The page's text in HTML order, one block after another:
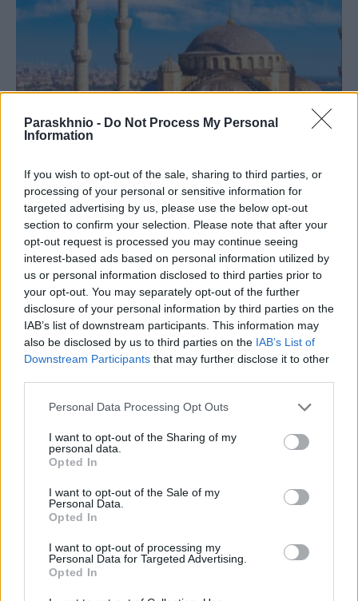
Paraskhnio - Do Not Process My Personal
Information
If you wish to opt-out of the sale, sharing to third parties, or
processing of your personal or sensitive information for
targeted advertising by us, please use the below opt-out
section to confirm your selection. Please note that after your
opt-out request is processed you may continue seeing
interest-based ads based on personal information utilized by
us or personal information disclosed to third parties prior to
your opt-out. You may separately opt-out of the further
disclosure of your personal information by third parties on the
IAB’s list of downstream participants. This information may
also be disclosed by us to third parties on the IAB’s List of
Downstream Participants that may further disclose it to other
Please note that this website/app uses one or more Google
not limited to your visit or usage behaviour. You may click to
grant or deny consent to Google and its third-party tags to
use your data for below specified purposes in below Google
consent section.
Personal Data Processing Opt Outs
I want to opt-out of the Sharing of my
personal data.
Opted In
I want to opt-out of the Sale of my
Personal Data.
Opted In
I want to opt-out of processing my
Personal Data for Targeted Advertising.
Opted In
Απίστευτο! Πήγε για διακοπές στην Τουρκία και
τώρα ζει το «Εξπρές του Μεσονυκτίου»!
ΑΝΑΡΤΗΘΗΚΕ ΑΠΟΓΕΩΡΓΊΑ ΝΤΟΎΝΗ 29 ΝΟΕΜΒΡΊΟΥ 2024
Μία οικογένεια καταγγέλλει πως η μητέρας έχει εγκλωβιστεί,
περιμένοντας μια δίκη για μια κλοπή που… δεν έκανε!
Φυλάκιση 64χρονου γιατί βιντεοσκοπούσε 18χρονη
μέσα στο τρένο στη Θεσσαλονίκη